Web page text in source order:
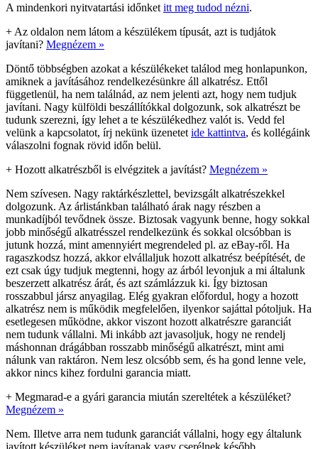
A mindenkori nyitvatartási időnket itt meg tudod nézni.
+ Az oldalon nem látom a készülékem típusát, azt is tudjátok
javítani? Megnézem »
Döntő többségben azokat a készülékeket találod meg honlapunkon,
amiknek a javításához rendelkezésünkre áll alkatrész. Ettől
függetlenül, ha nem találnád, az nem jelenti azt, hogy nem tudjuk
javítani. Nagy külföldi beszállítókkal dolgozunk, sok alkatrészt be
tudunk szerezni, így lehet a te készülékedhez valót is. Vedd fel
velünk a kapcsolatot, írj nekünk üzenetet ide kattintva, és kollégáink
válaszolni fognak rövid időn belül.
+ Hozott alkatrészből is elvégzitek a javítást? Megnézem »
Nem szívesen. Nagy raktárkészlettel, bevizsgált alkatrészekkel
dolgozunk. Az árlistánkban található árak nagy részben a
munkadíjból tevődnek össze. Biztosak vagyunk benne, hogy sokkal
jobb minőségű alkatrésszel rendelkezünk és sokkal olcsóbban is
jutunk hozzá, mint amennyiért megrendeled pl. az eBay-ről. Ha
ragaszkodsz hozzá, akkor elvállaljuk hozott alkatrész beépítését, de
ezt csak úgy tudjuk megtenni, hogy az árból levonjuk a mi általunk
beszerzett alkatrész árát, és azt számlázzuk ki. Így biztosan
rosszabbul jársz anyagilag. Elég gyakran előfordul, hogy a hozott
alkatrész nem is működik megfelelően, ilyenkor sajáttal pótoljuk. Ha
esetlegesen működne, akkor viszont hozott alkatrészre garanciát
nem tudunk vállalni. Mi inkább azt javasoljuk, hogy ne rendelj
máshonnan drágábban rosszabb minőségű alkatrészt, mint ami
nálunk van raktáron. Nem lesz olcsóbb sem, és ha gond lenne vele,
akkor nincs kihez fordulni garancia miatt.
+ Megmarad-e a gyári garancia miután szereltétek a készüléket?
Megnézem »
Nem. Illetve arra nem tudunk garanciát vállalni, hogy egy általunk
javított készüléket nem javítanak vagy cserélnek később